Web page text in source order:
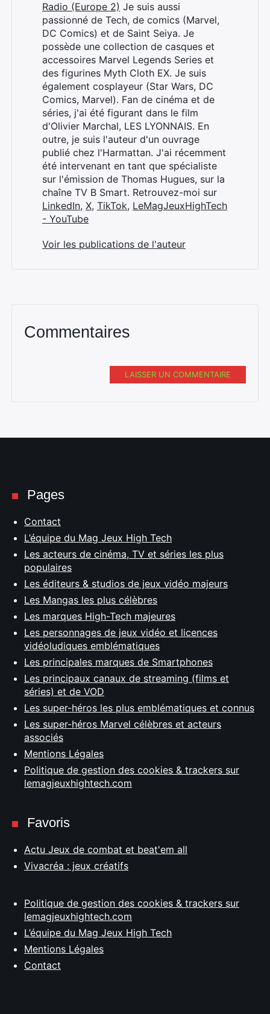
Radio (Europe 2) Je suis aussi
passionné de Tech, de comics (Marvel,
DC Comics) et de Saint Seiya. Je
possède une collection de casques et
accessoires Marvel Legends Series et
des figurines Myth Cloth EX. Je suis
également cosplayeur (Star Wars, DC
Comics, Marvel). Fan de cinéma et de
séries, j'ai été figurant dans le film
d'Olivier Marchal, LES LYONNAIS. En
outre, je suis l'auteur d'un ouvrage
publié chez l'Harmattan. J'ai récemment
été intervenant en tant que spécialiste
sur l'émission de Thomas Hugues, sur la
chaîne TV B Smart. Retrouvez-moi sur
LinkedIn, X, TikTok, LeMagJeuxHighTech
- YouTube
Voir les publications de l'auteur
Commentaires
LAISSER UN COMMENTAIRE
Pages
Contact
L’équipe du Mag Jeux High Tech
Les acteurs de cinéma, TV et séries les plus
populaires
Les éditeurs & studios de jeux vidéo majeurs
Les Mangas les plus célèbres
Les marques High-Tech majeures
Les personnages de jeux vidéo et licences
vidéoludiques emblématiques
Les principales marques de Smartphones
Les principaux canaux de streaming (films et
séries) et de VOD
Les super-héros les plus emblématiques et connus
Les super-héros Marvel célèbres et acteurs
associés
Mentions Légales
Politique de gestion des cookies & trackers sur
lemagjeuxhightech.com
Favoris
Actu Jeux de combat et beat'em all
Vivacréa : jeux créatifs
Politique de gestion des cookies & trackers sur
lemagjeuxhightech.com
L’équipe du Mag Jeux High Tech
Mentions Légales
Contact